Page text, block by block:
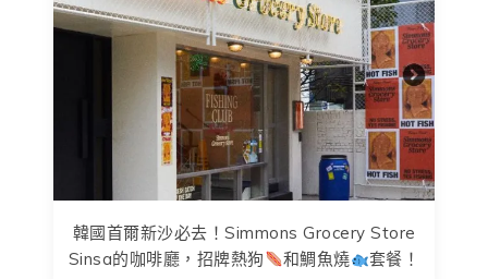
韓國首爾新沙必去！Simmons Grocery Store
Sinsa的咖啡廳，招牌熱狗
和鯛魚燒 套餐！